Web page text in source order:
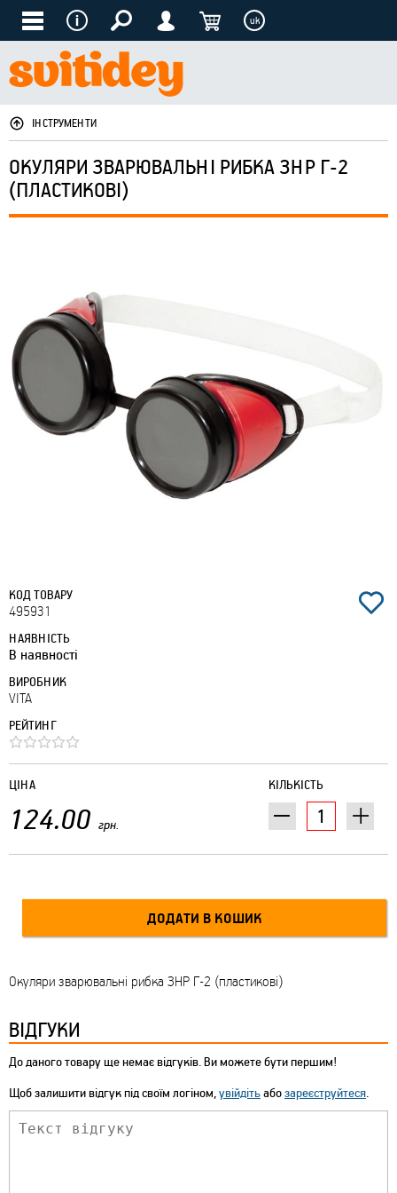
uk
ІНСТРУМЕНТИ
ОКУЛЯРИ ЗВАРЮВАЛЬНІ РИБКА ЗНР Г-2
(ПЛАСТИКОВІ)
КОД ТОВАРУ
495931
НАЯВНІСТЬ
В наявності
ВИРОБНИК
VITA
РЕЙТИНГ
КІЛЬКІСТЬ
ЦІНА
124.00 грн.
Окуляри зварювальні рибка ЗНР Г-2 (пластикові)
ВІДГУКИ
До даного товару ще немає відгуків. Ви можете бути першим!
Щоб залишити відгук під своїм логіном, увійдітьабозареєструйтеся